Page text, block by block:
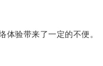
验带来了一定的不便。